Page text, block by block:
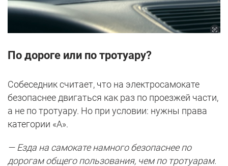
По дороге или по тротуару?
Собеседник считает, что на электросамокате
безопаснее двигаться как раз по проезжей части,
а не по тротуару. Но при условии: нужны права
категории «А».
— Езда на самокате намного безопаснее по
дорогам общего пользования, чем по тротуарам.